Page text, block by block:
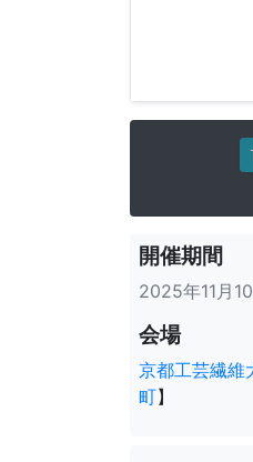
開催期間
2025年11月
会場
京都工芸繊維
町】